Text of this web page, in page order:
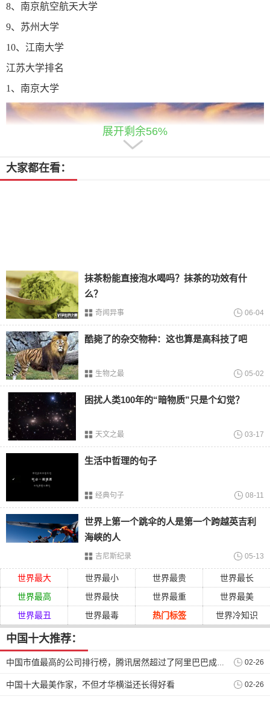
8、南京航空航天大学
9、苏州大学
10、江南大学
江苏大学排名
1、南京大学
这个大学就不用小编多做介绍了，南大的中文系在全国范围
内都有着很高的名气，也是小编曾经梦寐以求的专业，尽管
说近两年南大的办学情况相比于以往并无太大的进步，但它
仍是无数中文系学子心目中的圣地,培养出了很多当代文坛上
的著名作家
向你推荐的内容：
2、东南大学
东南大学坐落于江苏省南京市，大学属于教育部直接管理，
学校的建筑行业在全国范围内都有很大的名气，属于建筑老
八校之一，因此对建筑比较感兴趣的小伙伴可以多多关注，
它的前身是湛江师范学院，最早创立于1902年，到现在已经
有了一百多年的办学历史
免责声明：以上内容源自网络，版权归原作者所有，如有侵
犯您的原创版权请告知，我们将尽快删除相关内容。
展开剩余56%
大家都在看：
抹茶粉能直接泡水喝吗？抹茶的功效有什
么？
奇闻异事 06-04
酷毙了的杂交物种：这也算是高科技了吧
生物之最 05-02
困扰人类100年的“暗物质”只是个幻觉？
天文之最 03-17
生活中哲理的句子
经典句子 08-11
世界上第一个跳伞的人是第一个跨越英吉利
海峡的人
吉尼斯纪录 05-13
世界最大 世界最小 世界最贵
世界最长
世界最高
世界最快 世界最重
世界最美
世界最丑
世界最毒 热门标签 世界冷知识
中国十大推荐：
中国市值最高的公司排行榜，腾讯居然超过了阿里巴巴成为了第一。 02-26
中国十大最美作家，不但才华横溢还长得好看 02-26